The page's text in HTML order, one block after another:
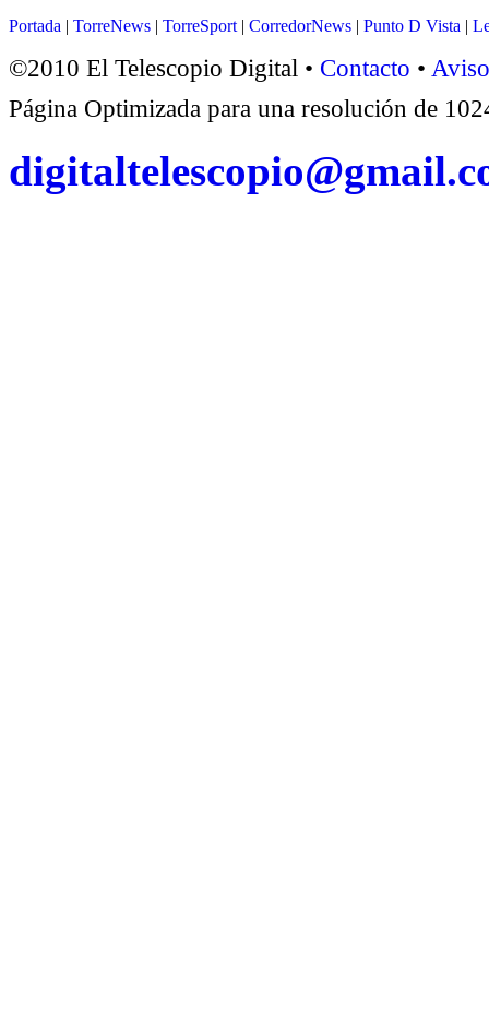
Portada | TorreNews | TorreSport | CorredorNews | Punto D Vista |
©2010 El Telescopio Digital • Contacto •
Página Optimizada para una resolución de